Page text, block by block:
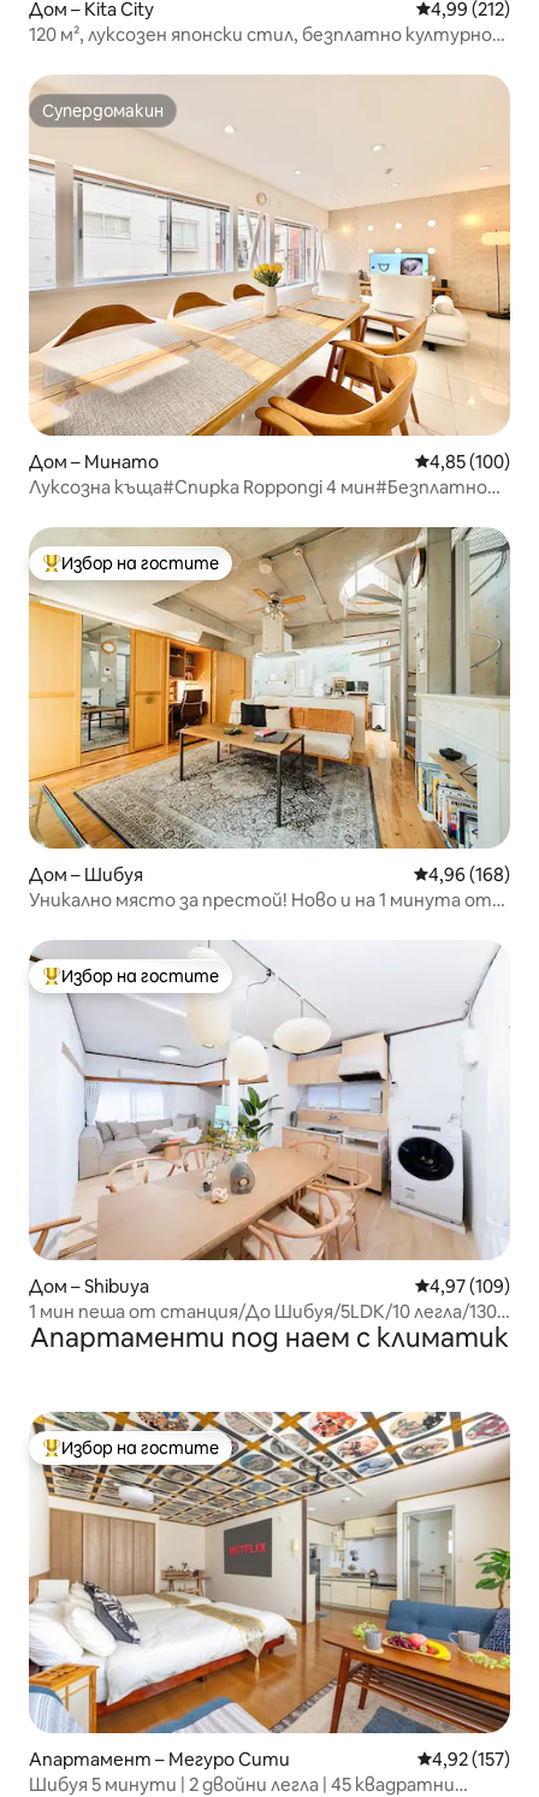
Дом – Kita City Средна
4,99 (212)
120 м², луксозен японски стил, безплатно културно
Супердомакин
Супердомакин
Дом – Минато Средна
4,85 (100)
Луксозна къща#Спирка Roppongi 4 мин#Безплатно
Най-популярен избор на гостите
Избор на гостите
Дом – Шибуя Средна
4,96 (168)
Уникално място за престой! Ново и на 1 минута от
Най-популярен избор на гостите
Избор на гостите
Дом – Shibuya Средна
4,97 (109)
1 мин пеша от станция/До Шибуя/5LDK/10 легла/130
㎡
Апартаменти под наем с климатик
Най-популярен избор на гостите
Избор на гостите
Апартамент – Мегуро Сити Средна
4,92 (157)
Шибуя 5 минути | 2 двойни легла | 45 квадратни